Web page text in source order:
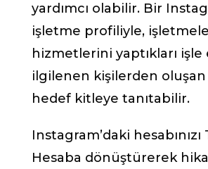
yardımcı olabilir. Bir
işletme profiliyle,
hizmetlerini yaptıkları işle
ilgilenen kişilerden
hedef kitleye tanıtabilir.
Instagram’daki hesabınızı
Hesaba dönüştürerek